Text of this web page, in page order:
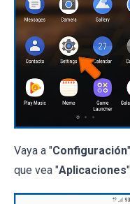
Vaya a "Configuración
que vea "Aplicaciones